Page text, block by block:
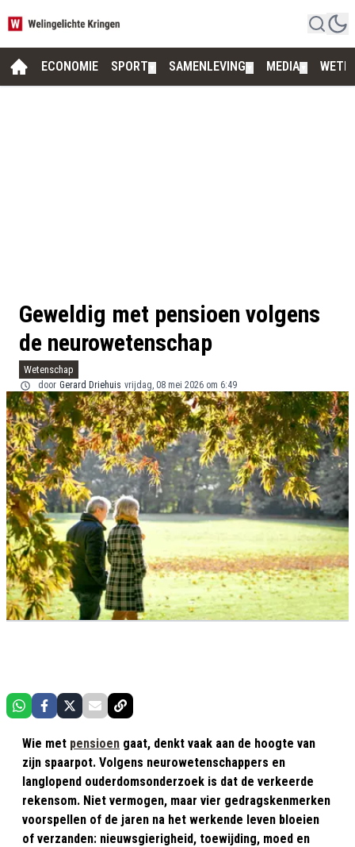
ECONOMIE SPORT SAMENLEVING MEDIA
Geweldig met pensioen volgens
de neurowetenschap
Wetenschap
door Gerard Driehuis vrijdag, 08 mei 2026 om 6:49
Wie met pensioen gaat, denkt vaak aan de hoogte van
zijn spaarpot. Volgens neurowetenschappers en
langlopend ouderdomsonderzoek is dat de verkeerde
rekensom. Niet vermogen, maar vier gedragskenmerken
voorspellen of de jaren na het werkende leven bloeien
of verzanden: nieuwsgierigheid, toewijding, moed en